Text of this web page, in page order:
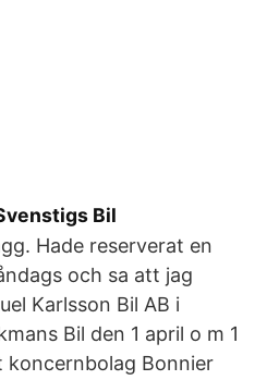
Bil
Hade reserverat en
och sa att jag
Karlsson Bil AB i
Bil den 1 april o m 1
koncernbolag Bonnier